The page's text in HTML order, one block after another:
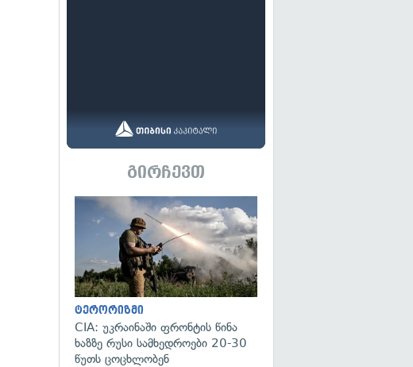
გირჩევთ
ტერორიზმი
CIA: უკრაინაში ფრონტის წინა
ხაზზე რუსი სამხედროები 20-30
წუთს ცოცხლობენ